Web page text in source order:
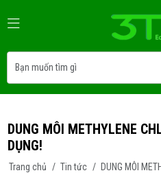
DUNG MÔI METHYLENE
DỤNG!
Trang chủ / Tin tức / DUNG MÔI